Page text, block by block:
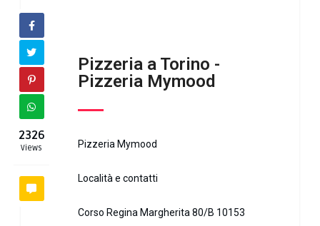
2326
Views
Pizzeria a Torino -
Pizzeria Mymood
Pizzeria Mymood
Località e contatti
Corso Regina Margherita 80/B 10153